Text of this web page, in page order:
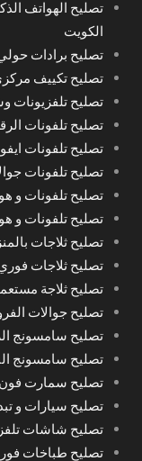
تصليح الهواتف
الكويت
تصليح برادات حولي 24 ساعة فني تصليح برادات
تصليح تكييف
تصليح تلفزيونات
تصليح تلفونات
تصليح تلفونات
تصليح تلفونات
تصليح تلفونات و
تصليح تلفونات و
تصليح ثلاجات
تصليح ثلاجات
تصليح ثلاجة
تصليح جوالات
تصليح سامسونج
تصليح سامسونج
تصليح سمارت فون
تصليح سيارات و
تصليح شاشات
تصليح طباخات